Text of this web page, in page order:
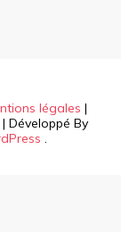
légales |
Développé By
.